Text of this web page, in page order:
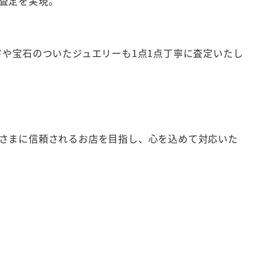
宝石のついたジュエリーも1点1点丁寧に査定いたし
まに信頼されるお店を目指し、心を込めて対応いた